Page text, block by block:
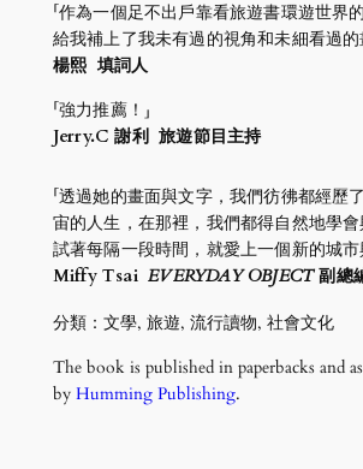
「作為一個足不出戶靠看旅遊書環遊世界
給我補上了我未有過的視角和未細看過的
楊熙 填詞人
「強力推薦！」
Jerry.C 謝利 旅遊節目主持
「透過她的畫面與文字，我們彷彿都經歷
宙的人生，在那裡，我們都得自然地學會
試著每隔一段時間，就愛上一個新的城市
Miffy TsaiEVERYDAY OBJECT副總
分類：文學, 旅遊, 流行讀物, 社會文化
The book is published in paperbacks and
by Humming Publishing.